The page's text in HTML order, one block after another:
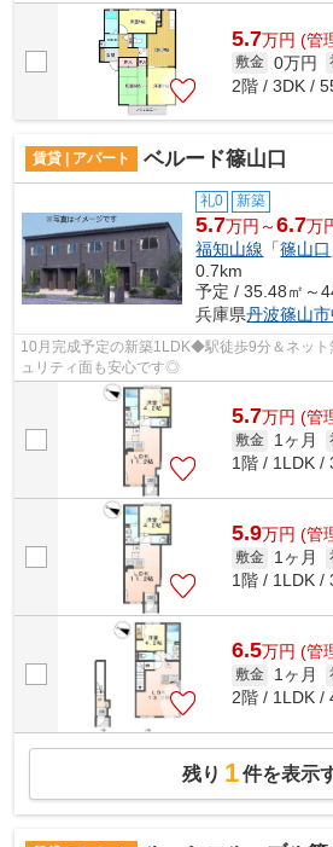
納スペースがあるのがいいですね♪
5.7万円 (管
敷金 0万円
2階 / 3DK /
賃貸 | アパート ベルード篠山口
礼0 新築
5.7万円～6.7万
福知山線 「篠山口
0.7km
予定 / 35.48㎡～
兵庫県丹波篠山市
10月完成予定の新築1LDK◆駅徒歩9分＆ネット
ュリティ面も安心です◎
5.7万円 (管
敷金 1ヶ月
1階 / 1LDK /
5.9万円 (管
敷金 1ヶ月
1階 / 1LDK /
6.5万円 (管
敷金 1ヶ月
2階 / 1LDK /
残り 1件を表示